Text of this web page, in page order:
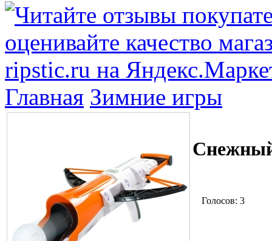
Главная Зимние игры
Голосов: 3